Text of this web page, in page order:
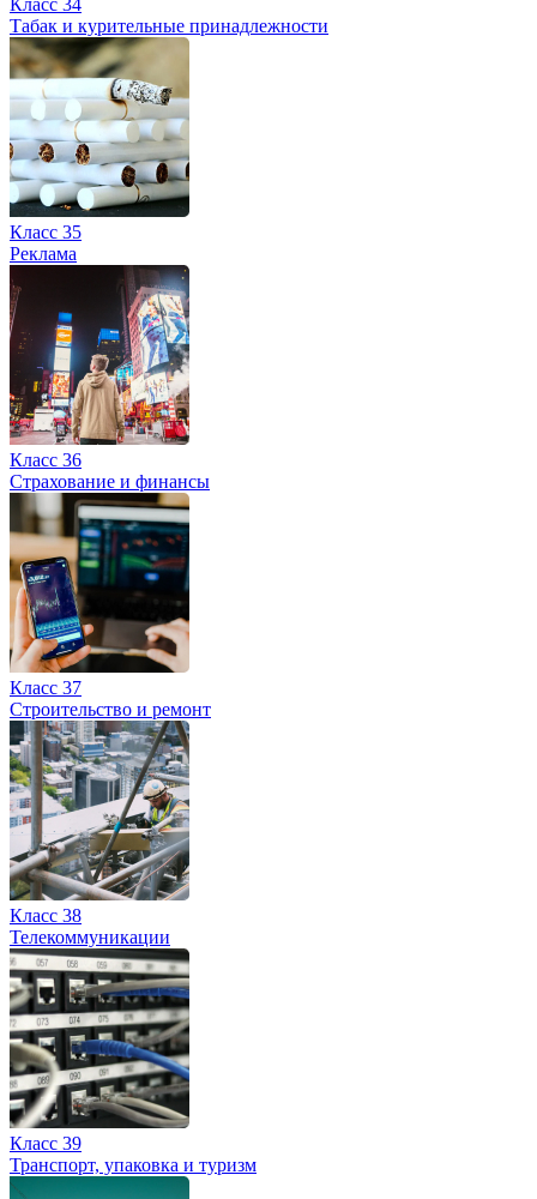
Класс 34
Табак и курительные принадлежности
Класс 35
Реклама
Класс 36
Страхование и финансы
Класс 37
Строительство и ремонт
Класс 38
Телекоммуникации
Класс 39
Транспорт, упаковка и туризм